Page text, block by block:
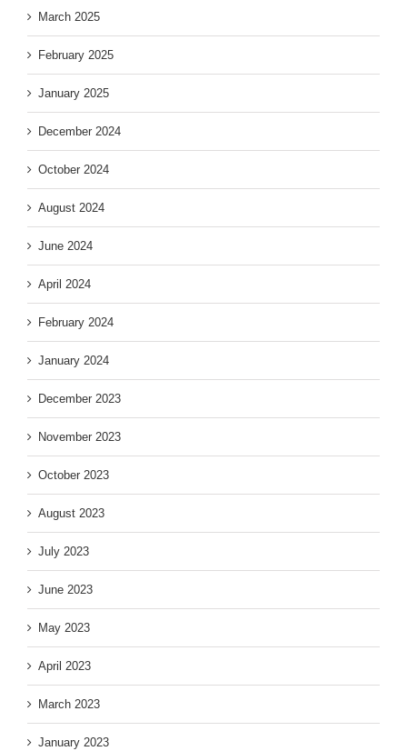
March 2025
February 2025
January 2025
December 2024
October 2024
August 2024
June 2024
April 2024
February 2024
January 2024
December 2023
November 2023
October 2023
August 2023
July 2023
June 2023
May 2023
April 2023
March 2023
January 2023